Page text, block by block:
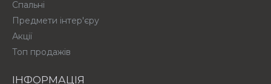
Спальні
Предмети інтер'єру
Акції
Топ продажів
ІНФОРМАЦІЯ